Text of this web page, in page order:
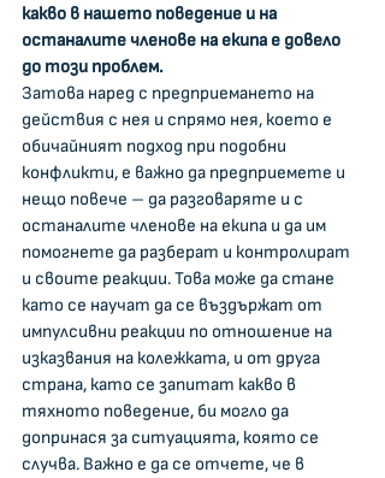
какво в нашето поведение и на
останалите членове на екипа е довело
до този проблем.
Затова наред с предприемането на
действия с нея и спрямо нея, което е
обичайният подход при подобни
конфликти, е важно да предприемете и
нещо повече – да разговаряте и с
останалите членове на екипа и да им
помогнете да разберат и контролират
и своите реакции. Това може да стане
като се научат да се въздържат от
импулсивни реакции по отношение на
изказвания на колежката, и от друга
страна, като се запитат какво в
тяхното поведение, би могло да
допринася за ситуацията, която се
случва. Важно е да се отчете, че в